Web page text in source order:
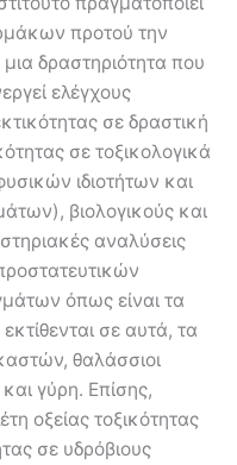
προτού την
δραστηριότητα που
ελέγχους
σε δραστική
σε τοξικολογικά
ιδιοτήτων και
βιολογικούς και
αναλύσεις
όπως είναι τα
σε αυτά, τα
θαλάσσιοι
γύρη. Επίσης,
οξείας τοξικότητας
σε υδρόβιους